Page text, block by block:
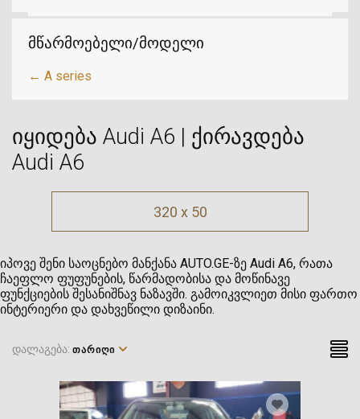
მწარმოებელი/მოდელი
← A series
იყიდება Audi A6 | ქირავდება
Audi A6
320 x 50
იპოვე შენი საოცნებო მანქანა AUTO.GE-ზე Audi A6, რათა
ჩაეფლო ფუფუნების, წარმადობისა და მოწინავე
ფუნქციების შესანიშნავ ნაზავში. გამოიკვლიეთ მისი ფართო
ინტერიერი და დახვეწილი დიზაინი.
დალაგება: ᲗᲐᲠᲘᲦᲘ